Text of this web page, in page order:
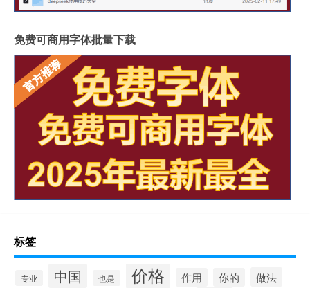
免费可商用字体批量下载
标签
专业 中国 也是 价格 作用 你的 做法